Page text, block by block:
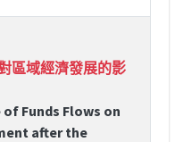
區域經濟發展的影
Funds Flows on
after the